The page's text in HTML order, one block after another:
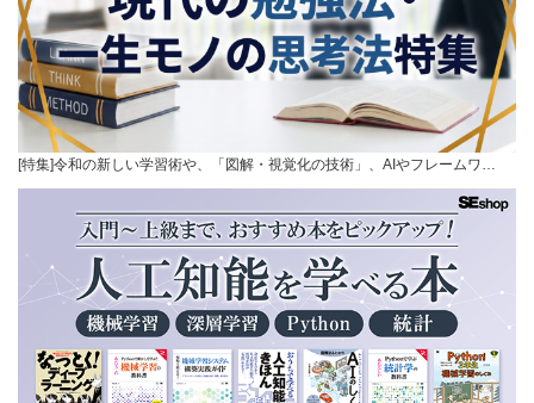
[特集]令和の新しい学習術や、「図解・視覚化の技術」、AIやフレームワ…